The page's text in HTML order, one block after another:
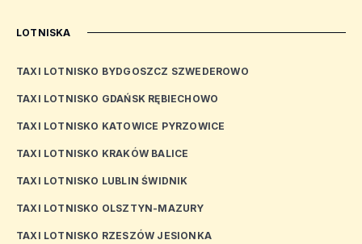
LOTNISKA
TAXI LOTNISKO BYDGOSZCZ SZWEDEROWO
TAXI LOTNISKO GDAŃSK RĘBIECHOWO
TAXI LOTNISKO KATOWICE PYRZOWICE
TAXI LOTNISKO KRAKÓW BALICE
TAXI LOTNISKO LUBLIN ŚWIDNIK
TAXI LOTNISKO OLSZTYN-MAZURY
TAXI LOTNISKO RZESZÓW JESIONKA